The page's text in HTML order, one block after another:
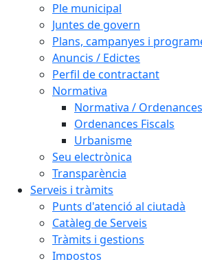
Ple municipal
Juntes de govern
Plans, campanyes i
Anuncis / Edictes
Perfil de contractant
Normativa
Normativa /
Ordenances Fiscals
Urbanisme
Seu electrònica
Transparència
Serveis i tràmits
Punts d'atenció al ciutadà
Catàleg de Serveis
Tràmits i gestions
Impostos